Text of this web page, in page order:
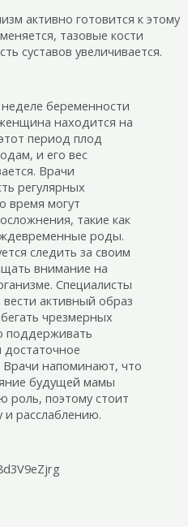
активно готовится к этому
тазовые кости
суставов увеличивается.
беременности
находится на
период плод
и его вес
Врачи
регулярных
время могут
такие как
роды.
следить за своим
внимание на
Специалисты
активный образ
чрезмерных
поддерживать
достаточное
Врачи напоминают, что
будущей мамы
роль, поэтому стоит
и расслаблению.